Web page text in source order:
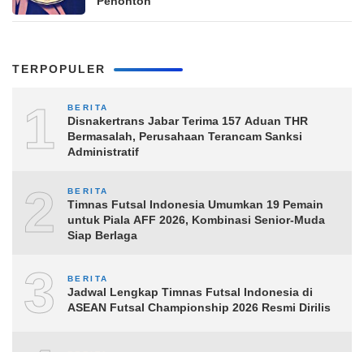
TERPOPULER
1 BERITA
Disnakertrans Jabar Terima 157 Aduan THR
Bermasalah, Perusahaan Terancam Sanksi
Administratif
2 BERITA
Timnas Futsal Indonesia Umumkan 19 Pemain
untuk Piala AFF 2026, Kombinasi Senior-Muda
Siap Berlaga
3 BERITA
Jadwal Lengkap Timnas Futsal Indonesia di
ASEAN Futsal Championship 2026 Resmi Dirilis